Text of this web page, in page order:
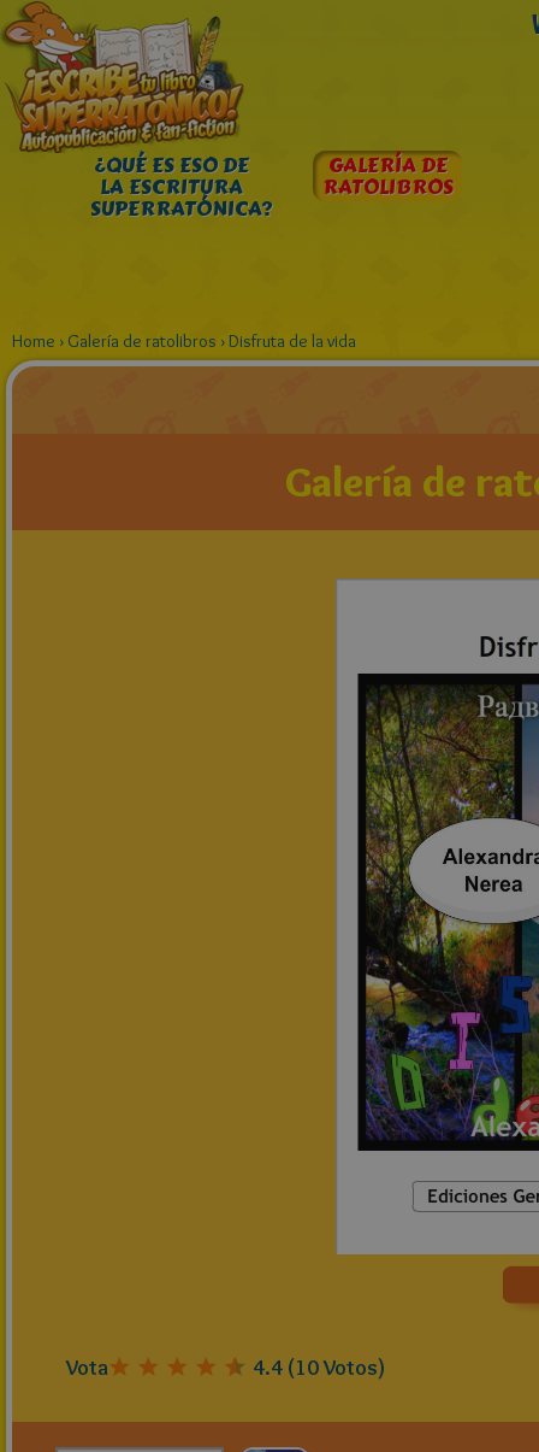
¿QUÉ ES ESO DE
LA ESCRITURA
SUPERRATÓNICA?
GALERÍA DE
RATOLIBROS
Home › Galería de ratolibros ›Disfruta de la vida
Galería de
Vota 4.4 (10Votos)